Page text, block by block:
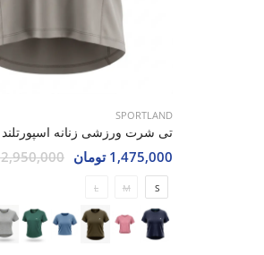
SPORTLAND
1,475,000 تومان 2,950,000 تومان
S
M
L